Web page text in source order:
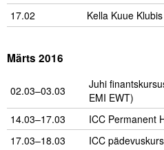
Incoterms® 2020
17.02
Kella Kuue
Märts 2016
02.03–03.03
Juhi
EMI EWT)
14.03–17.03
ICC Permanent
17.03–18.03
ICC